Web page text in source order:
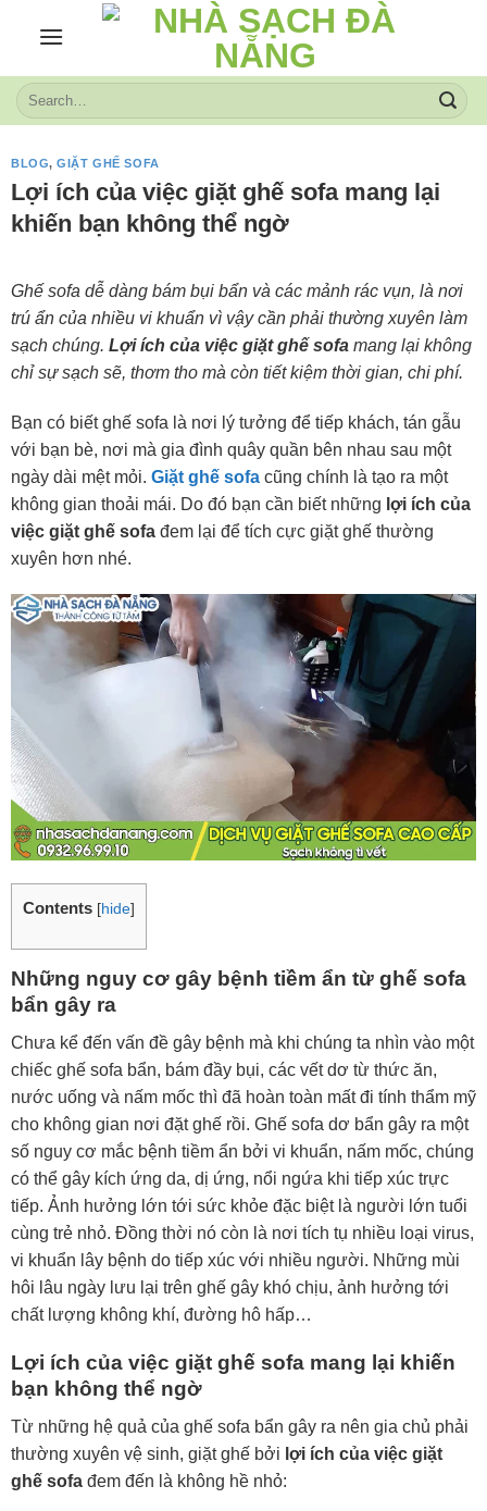
BLOG,GIẶT GHẾ SOFA
Lợi ích của việc giặt ghế sofa mang lại
khiến bạn không thể ngờ
Ghế sofa dễ dàng bám bụi bẩn và các mảnh rác vụn, là nơi
trú ẩn của nhiều vi khuẩn vì vậy cần phải thường xuyên làm
sạch chúng. Lợi ích của việc giặt ghế sofa mang lại không
chỉ sự sạch sẽ, thơm tho mà còn tiết kiệm thời gian, chi phí.
Bạn có biết ghế sofa là nơi lý tưởng để tiếp khách, tán gẫu
với bạn bè, nơi mà gia đình quây quần bên nhau sau một
ngày dài mệt mỏi. Giặt ghế sofa cũng chính là tạo ra một
không gian thoải mái. Do đó bạn cần biết những lợi ích của
việc giặt ghế sofa đem lại để tích cực giặt ghế thường
xuyên hơn nhé.
Contents [hide]
Những nguy cơ gây bệnh tiềm ẩn từ ghế sofa
bẩn gây ra
Chưa kể đến vấn đề gây bệnh mà khi chúng ta nhìn vào một
chiếc ghế sofa bẩn, bám đầy bụi, các vết dơ từ thức ăn,
nước uống và nấm mốc thì đã hoàn toàn mất đi tính thẩm mỹ
cho không gian nơi đặt ghế rồi. Ghế sofa dơ bẩn gây ra một
số nguy cơ mắc bệnh tiềm ẩn bởi vi khuẩn, nấm mốc, chúng
có thể gây kích ứng da, dị ứng, nổi ngứa khi tiếp xúc trực
tiếp. Ảnh hưởng lớn tới sức khỏe đặc biệt là người lớn tuổi
cùng trẻ nhỏ. Đồng thời nó còn là nơi tích tụ nhiều loại virus,
vi khuẩn lây bệnh do tiếp xúc với nhiều người. Những mùi
hôi lâu ngày lưu lại trên ghế gây khó chịu, ảnh hưởng tới
chất lượng không khí, đường hô hấp…
Lợi ích của việc giặt ghế sofa mang lại khiến
bạn không thể ngờ
Từ những hệ quả của ghế sofa bẩn gây ra nên gia chủ phải
thường xuyên vệ sinh, giặt ghế bởi lợi ích của việc giặt
ghế sofa đem đến là không hề nhỏ: